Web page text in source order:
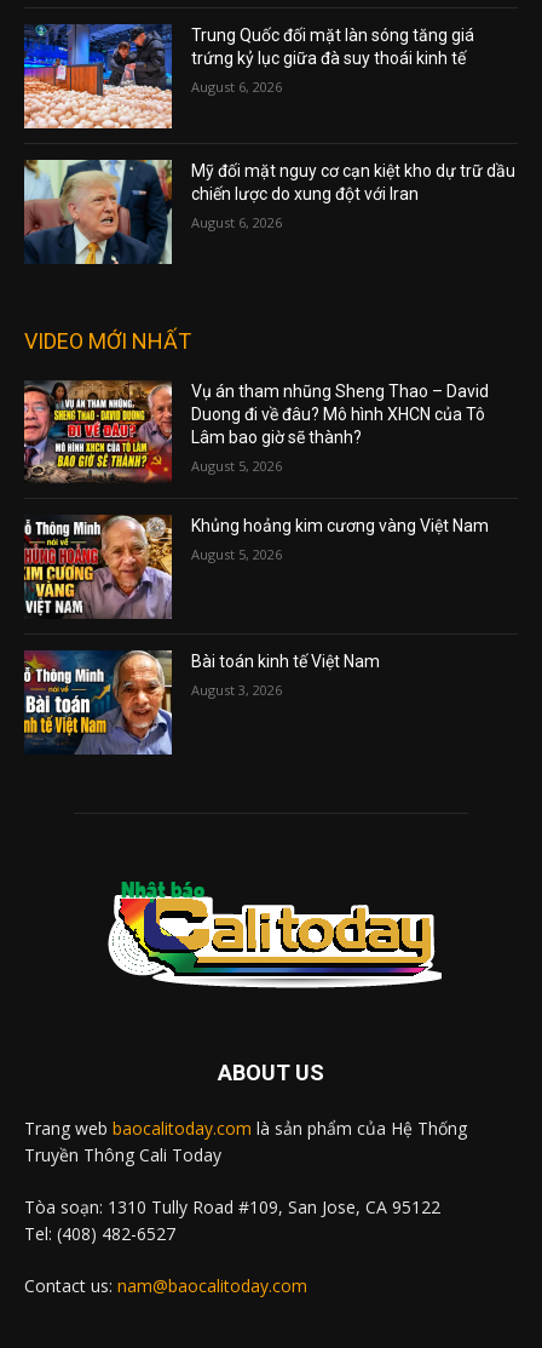
Trung Quốc đối mặt làn sóng tăng giá
trứng kỷ lục giữa đà suy thoái kinh tế
August 6, 2026
Mỹ đối mặt nguy cơ cạn kiệt kho dự trữ dầu
chiến lược do xung đột với Iran
August 6, 2026
VIDEO MỚI NHẤT
Vụ án tham nhũng Sheng Thao – David
Duong đi về đâu? Mô hình XHCN của Tô
Lâm bao giờ sẽ thành?
August 5, 2026
Khủng hoảng kim cương vàng Việt Nam
August 5, 2026
Bài toán kinh tế Việt Nam
August 3, 2026
ABOUT US
Trang web baocalitoday.com là sản phẩm của Hệ Thống
Truyền Thông Cali Today
Tòa soạn: 1310 Tully Road #109, San Jose, CA 95122
Tel: (408) 482-6527
Contact us: nam@baocalitoday.com